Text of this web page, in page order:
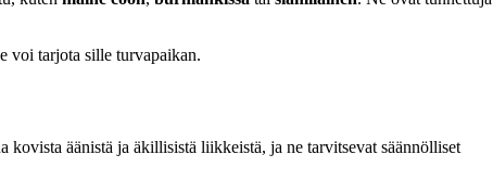
voi tarjota sille turvapaikan.
kovista äänistä ja äkillisistä liikkeistä, ja ne tarvitsevat säännölliset